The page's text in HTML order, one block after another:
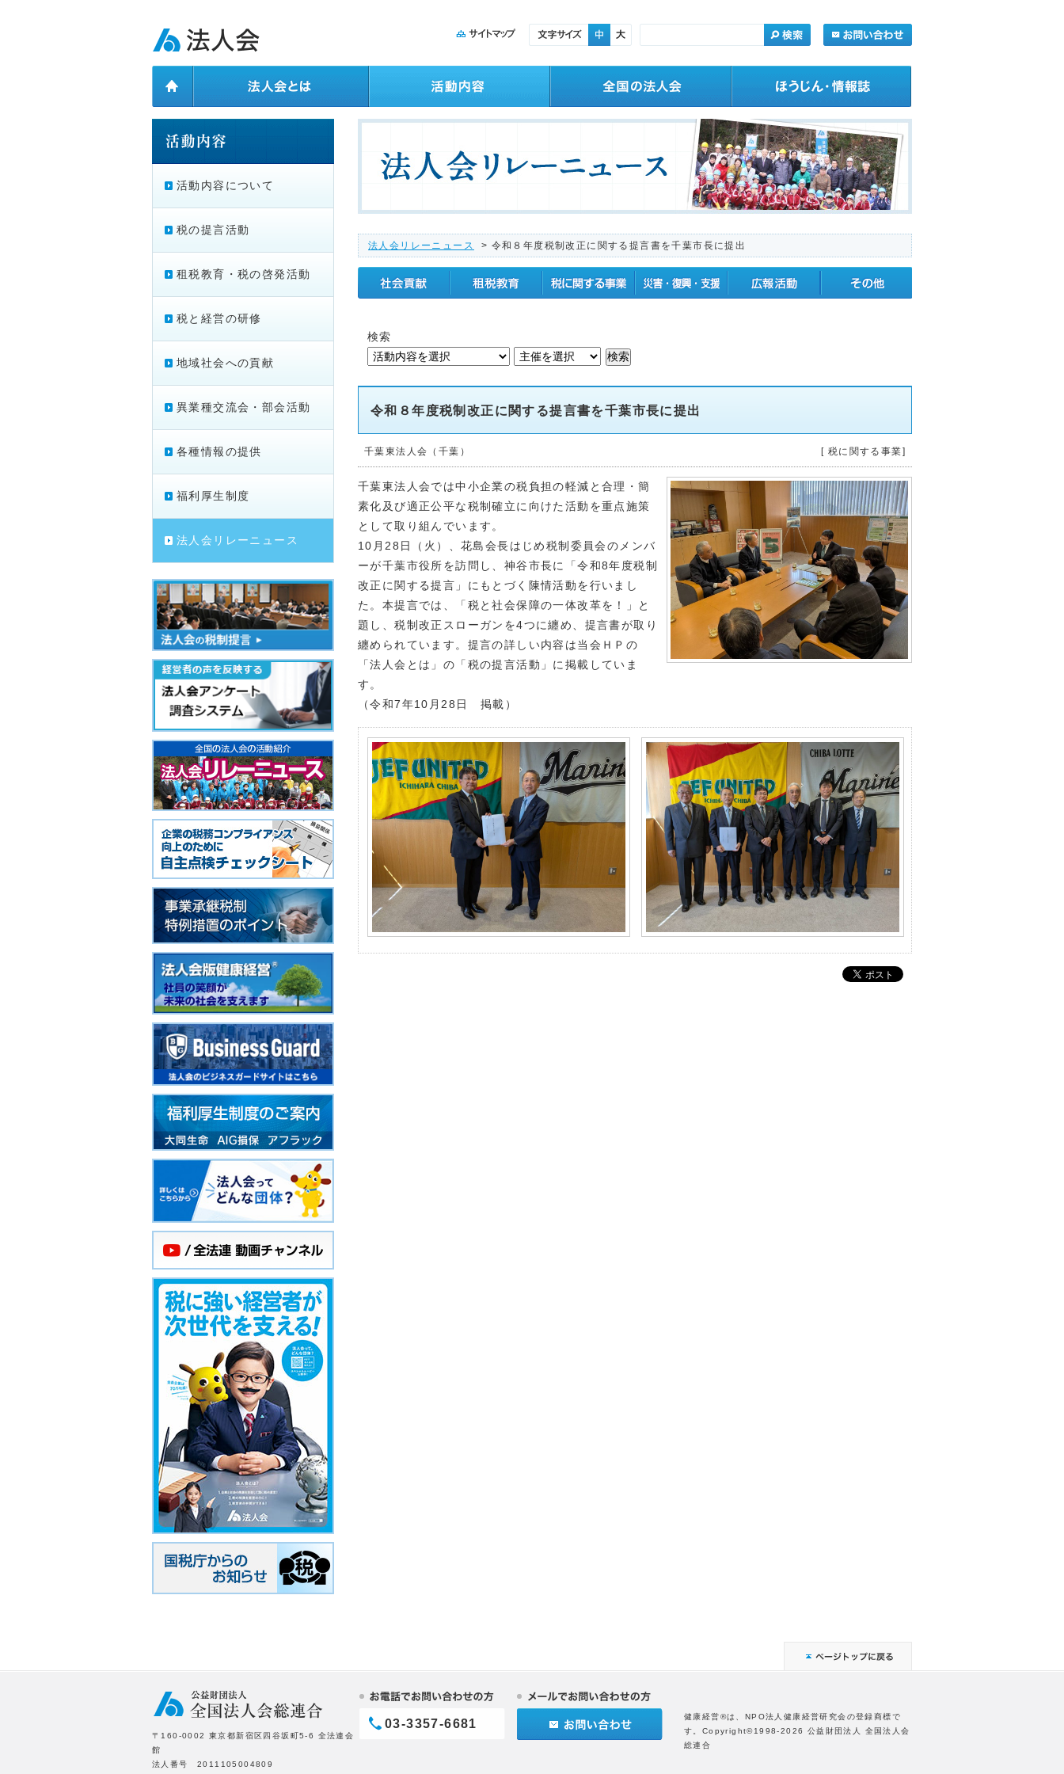
法人会リレーニュース > 令和８年度税制改正に関する提言書を千葉市長に提出
社会貢献 租税教育 税に関する事業 震災復興支援・応援広報活動 その他
検索
令和８年度税制改正に関する提言書を千葉市長に提出
千葉東法人会（千葉） [ 税に関する事業]
千葉東法人会では中小企業の税負担の軽減と合理・簡
素化及び適正公平な税制確立に向けた活動を重点施策
として取り組んでいます。
10月28日（火）、花島会長はじめ税制委員会のメンバ
ーが千葉市役所を訪問し、神谷市長に「令和8年度税制
改正に関する提言」にもとづく陳情活動を行いまし
た。本提言では、「税と社会保障の一体改革を！」と
題し、税制改正スローガンを4つに纏め、提言書が取り
纏められています。提言の詳しい内容は当会ＨＰの
「法人会とは」の「税の提言活動」に掲載していま
す。
（令和7年10月28日 掲載）
活動内容について
税の提言活動
租税教育・税の啓発活動
税と経営の研修
地域社会への貢献
異業種交流会・部会活動
各種情報の提供
福利厚生制度
法人会リレーニュース
〒160-0002 東京都新宿区四谷坂町5-6 全法連会
館
法人番号 2011105004809
03-3357-6681
健康経営®は、NPO法人健康経営研究会の登録商標で
す。Copyright©1998-2026 公益財団法人 全国法人会
総連合